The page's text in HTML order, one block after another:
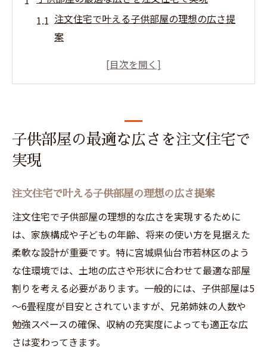
注文住宅で叶える子供部屋の理想の広さ提
案
子供部屋の広さと注文住宅設計のポイント
注文住宅なら子供部屋の最適な畳数も柔軟
較
家族の成長に寄り添う柔軟な6LDK間取り設計
注文住宅で叶える6LDK間取りと家族の変化
対応
6人家族に最適な6LDK間取りと注文住宅の
魅力
注文住宅で4人以上向け6LDK間取りの設計
術
6LDK間取りを注文住宅で柔軟に設計するコ
子供部屋の最適な広さを注文住宅で
実現
注文住宅で叶える子供部屋の理想の広さ提案
注文住宅で子供部屋の理想的な広さを実現するために
は、家族構成や子どもの年齢、将来の使い方を見据えた
柔軟な設計が重要です。特に宮城県仙台市若林区のよう
な住環境では、土地の広さや形状に合わせて最適な部屋
割りを考える必要があります。一般的には、子供部屋は5
～6畳程度が目安とされていますが、兄弟姉妹の人数や
勉強スペースの確保、収納の充実度によっても適正な広
さは変わってきます。